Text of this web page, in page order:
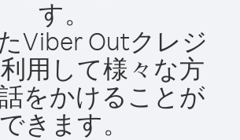
す。
Viber Outクレジ
用して様々な方
をかけることが
できます。